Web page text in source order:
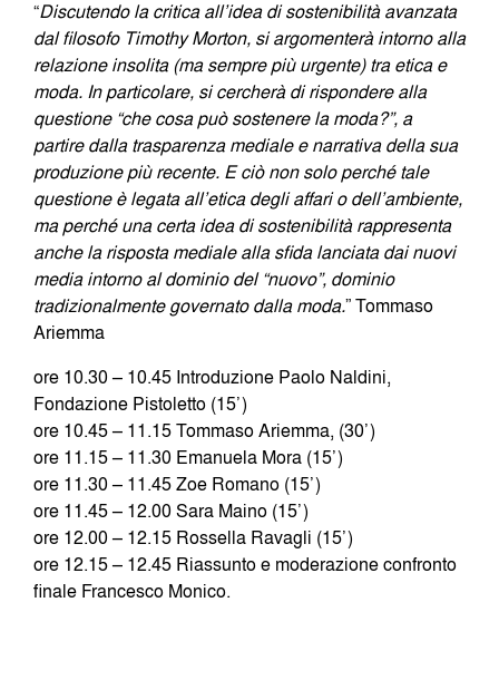
“Discutendo la critica all’idea di sostenibilità avanzata
dal filosofo Timothy Morton, si argomenterà intorno alla
relazione insolita (ma sempre più urgente) tra etica e
moda. In particolare, si cercherà di rispondere alla
questione “che cosa può sostenere la moda?”, a
partire dalla trasparenza mediale e narrativa della sua
produzione più recente. E ciò non solo perché tale
questione è legata all’etica degli affari o dell’ambiente,
ma perché una certa idea di sostenibilità rappresenta
anche la risposta mediale alla sfida lanciata dai nuovi
media intorno al dominio del “nuovo”, dominio
tradizionalmente governato dalla moda.” Tommaso
Ariemma
ore 10.30 – 10.45 Introduzione Paolo Naldini,
Fondazione Pistoletto (15’)
ore 10.45 – 11.15 Tommaso Ariemma, (30’)
ore 11.15 – 11.30 Emanuela Mora (15’)
ore 11.30 – 11.45 Zoe Romano (15’)
ore 11.45 – 12.00 Sara Maino (15’)
ore 12.00 – 12.15 Rossella Ravagli (15’)
ore 12.15 – 12.45 Riassunto e moderazione confronto
finale Francesco Monico.